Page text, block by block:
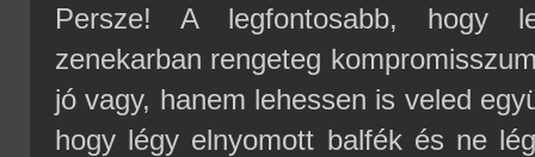
Persze! A legfontosabb,
zenekarban rengeteg
jó vagy, hanem lehessen is veled
hogy légy elnyomott balfék és ne